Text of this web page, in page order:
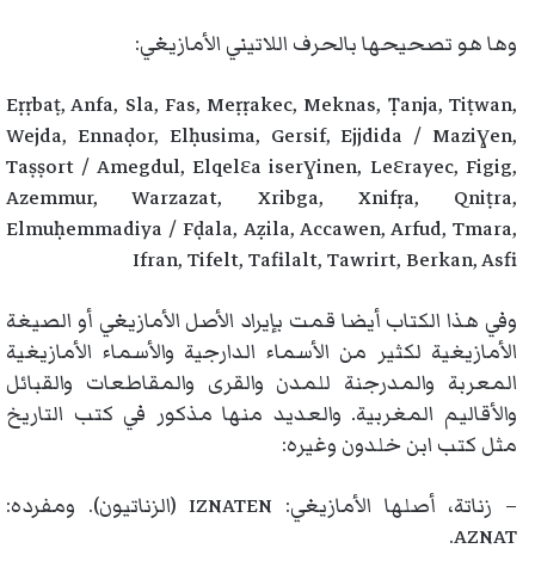
وها هو تصحيحها بالحرف اللاتيني الأمازيغي:
Eṛṛbaṭ, Anfa, Sla, Fas, Meṛṛakec, Meknas, Ṭanja, Tiṭwan,
Wejda, Ennaḍor, Elḥusima, Gersif, Ejjdida / Maziɣen,
Taṣṣort / Amegdul, Elqelɛa iserɣinen, Leɛrayec, Figig,
Azemmur, Warzazat, Xribga, Xnifṛa, Qniṭra,
Elmuḥemmadiya / Fḍala, Aẓila, Accawen, Arfud, Tmara,
Ifran, Tifelt, Tafilalt, Tawrirt, Berkan, Asfi
وفي هذا الكتاب أيضا قمت بإيراد الأصل الأمازيغي أو الصيغة
الأمازيغية لكثير من الأسماء الدارجية والأسماء الأمازيغية
المعربة والمدرجنة للمدن والقرى والمقاطعات والقبائل
والأقاليم المغربية. والعديد منها مذكور في كتب التاريخ
مثل كتب ابن خلدون وغيره:
– زناتة، أصلها الأمازيغي: IZNATEN (الزناتيون). ومفرده:
AZNAT.